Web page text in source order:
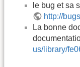
le bug et sa
http://
La bonne
us/library/